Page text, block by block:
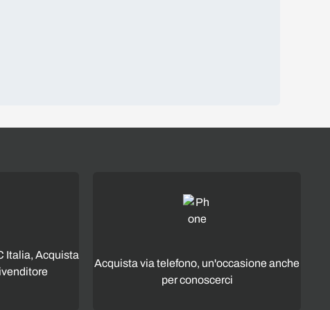
Italia, Acquista
Acquista via telefono, un'occasione anche
per conoscerci